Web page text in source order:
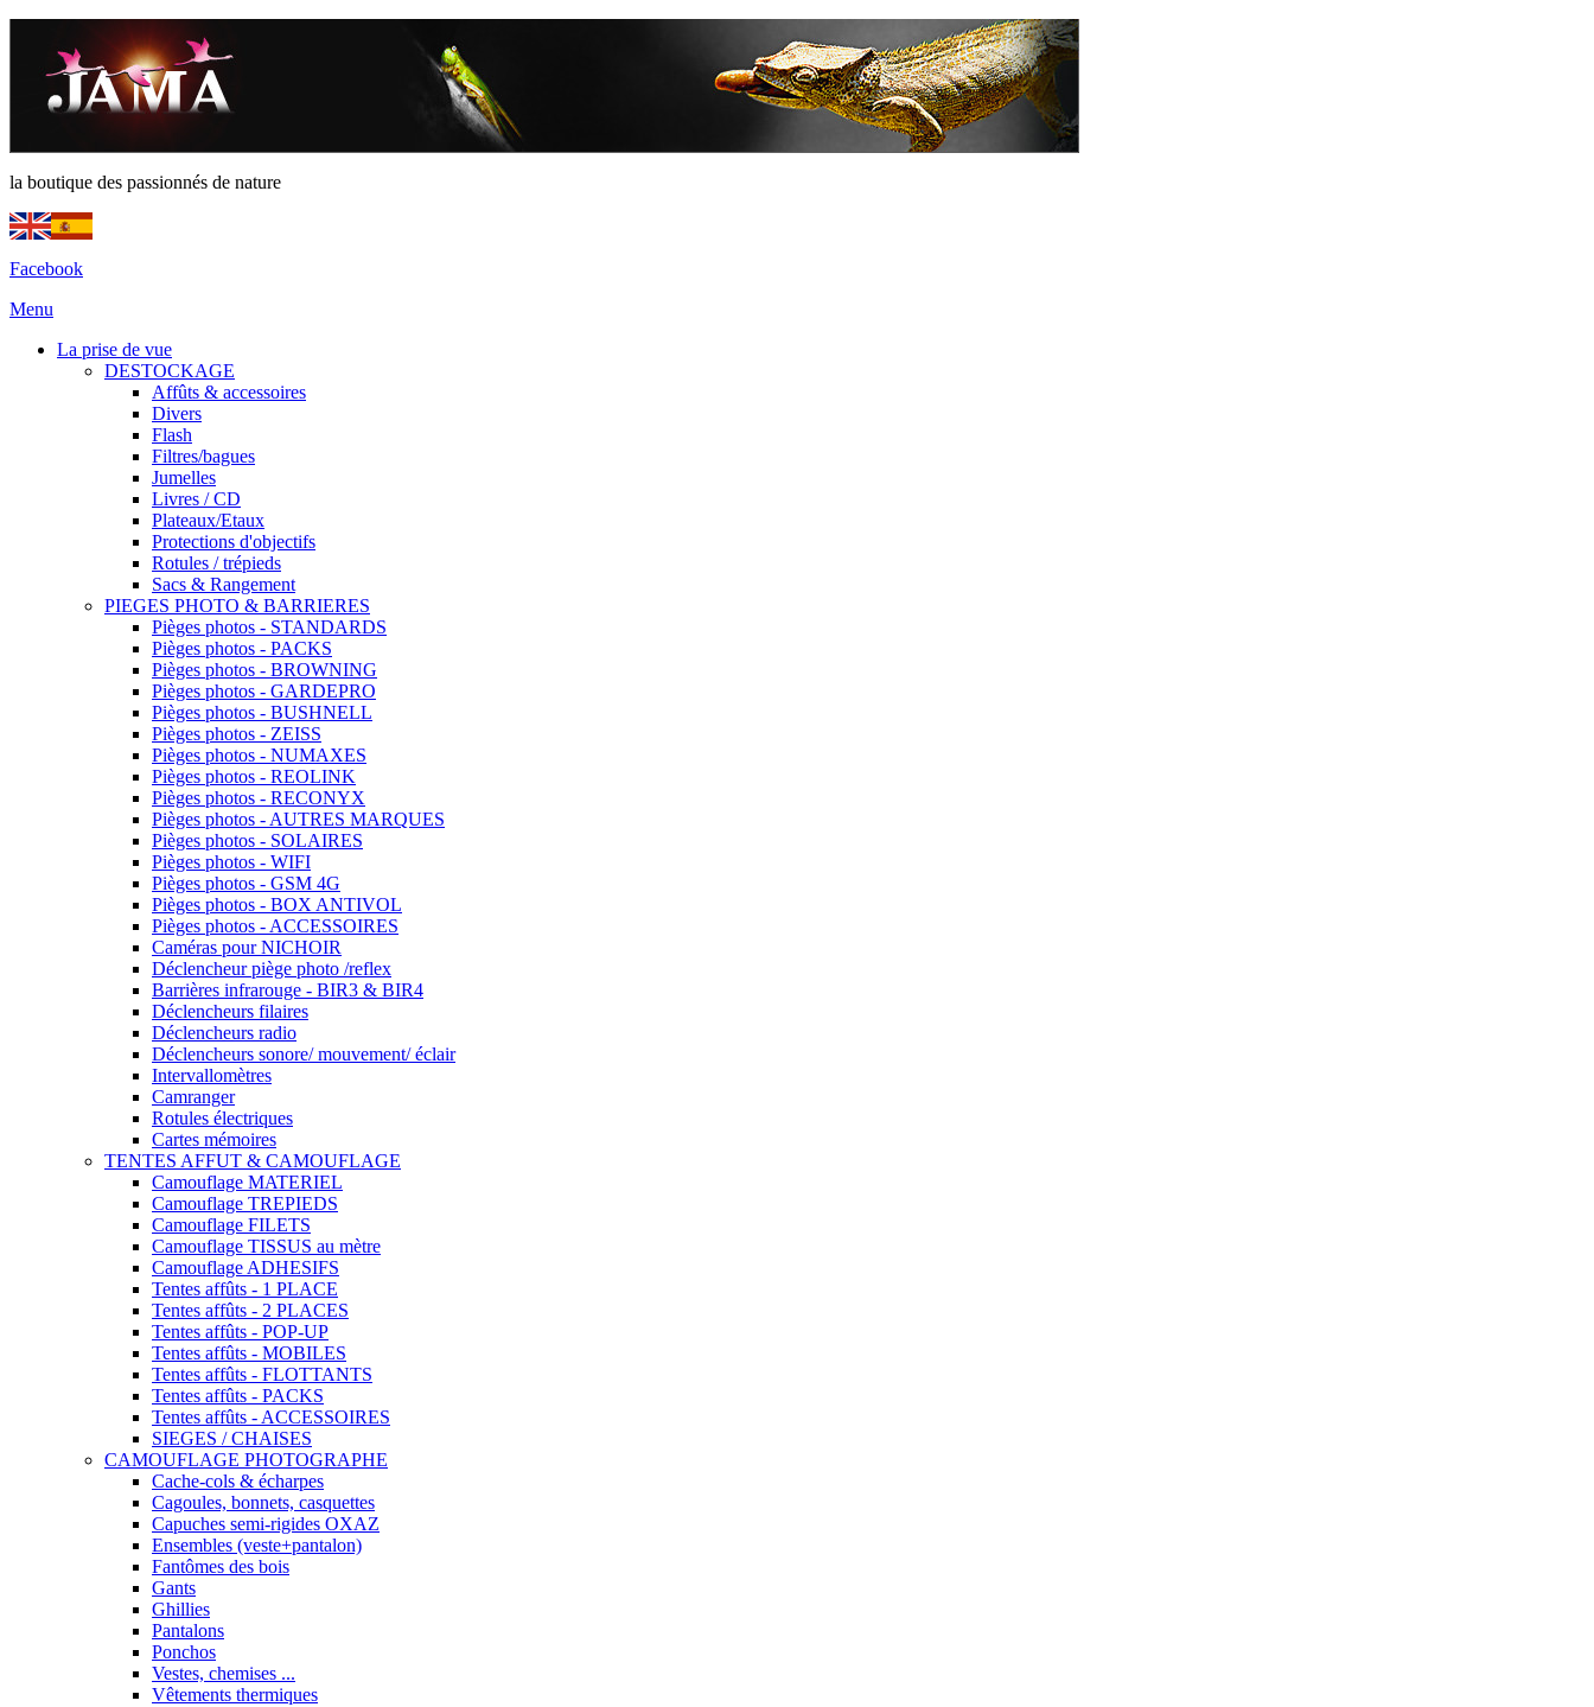
la boutique des passionnés de nature
Facebook
Menu
La prise de vue
DESTOCKAGE
Affûts & accessoires
Divers
Flash
Filtres/bagues
Jumelles
Livres / CD
Plateaux/Etaux
Protections d'objectifs
Rotules / trépieds
Sacs & Rangement
PIEGES PHOTO & BARRIERES
Pièges photos - STANDARDS
Pièges photos - PACKS
Pièges photos - BROWNING
Pièges photos - GARDEPRO
Pièges photos - BUSHNELL
Pièges photos - ZEISS
Pièges photos - NUMAXES
Pièges photos - REOLINK
Pièges photos - RECONYX
Pièges photos - AUTRES MARQUES
Pièges photos - SOLAIRES
Pièges photos - WIFI
Pièges photos - GSM 4G
Pièges photos - BOX ANTIVOL
Pièges photos - ACCESSOIRES
Caméras pour NICHOIR
Déclencheur piège photo /reflex
Barrières infrarouge - BIR3 & BIR4
Déclencheurs filaires
Déclencheurs radio
Déclencheurs sonore/ mouvement/ éclair
Intervallomètres
Camranger
Rotules électriques
Cartes mémoires
TENTES AFFUT & CAMOUFLAGE
Camouflage MATERIEL
Camouflage TREPIEDS
Camouflage FILETS
Camouflage TISSUS au mètre
Camouflage ADHESIFS
Tentes affûts - 1 PLACE
Tentes affûts - 2 PLACES
Tentes affûts - POP-UP
Tentes affûts - MOBILES
Tentes affûts - FLOTTANTS
Tentes affûts - PACKS
Tentes affûts - ACCESSOIRES
SIEGES / CHAISES
CAMOUFLAGE PHOTOGRAPHE
Cache-cols & écharpes
Cagoules, bonnets, casquettes
Capuches semi-rigides OXAZ
Ensembles (veste+pantalon)
Fantômes des bois
Gants
Ghillies
Pantalons
Ponchos
Vestes, chemises ...
Vêtements thermiques